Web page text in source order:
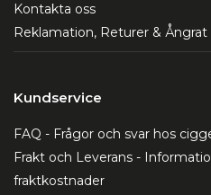
Kontakta oss
Reklamation, Returer & Ångrat
Kundservice
FAQ - Frågor och svar hos
Frakt och Leverans -
fraktkostnader